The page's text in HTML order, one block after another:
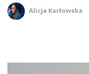
Alicja Karłowska